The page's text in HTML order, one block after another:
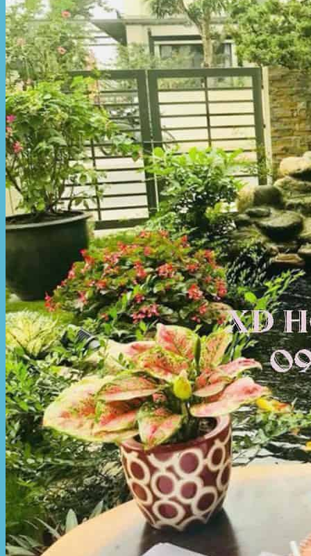
Hòa Phát Đạt
Giới thiệu Hòa Phát Đạt
Sản Phẩm
Sản Phẩm Bạt Che Ngoài Trời
Bạt che nắng mưa
Bạt kéo ngoài trời
Bạt che tự cuốn
Bạt nhựa xanh cam
Bạt sọc 3 màu
Bạt nhựa giá rẻ
Bạt lót ao hồ
Bạt nhựa đen HDPE
Màng chống thấm HDPE
Sản Phẩm Dù Che Ngoài Trời
Dù che nắng
Dù che quán cafe
Dù che sự kiện
Dù lệch tâm
Sản Phẩm Mái Che Di Động
Mái hiên di động
Mái xếp di động
Nhà bạt di động
Motor kéo bạt che
Dự Án Hòa Phát Đạt
Lưới che nắng
Màng phủ nông nghiệp
Bạt Kéo Quán Cafe
Bạt Kéo Sân Trường
Thi Công Mái Xếp Hà Nội
Thi Công Mái Xếp TPHCM
Thi Công Mái Xếp Bình Dương
Thi Công Mái Xếp Biên Hòa
Tin tức
Hoạt động
May bạt mái che
Thi công bạt lót lồ
Thay bạt áo dù
Thay bạt mái che
Thi công mái tôn
Tuyển Dụng Hòa Phát Đạt
Liên hệ Hòa Phát Đạt